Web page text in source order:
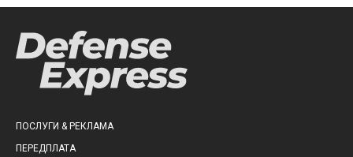
ПОСЛУГИ & РЕКЛАМА
ПЕРЕДПЛАТА